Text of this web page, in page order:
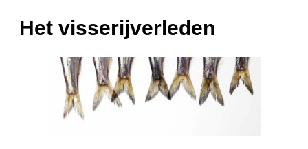
Het visserijverleden